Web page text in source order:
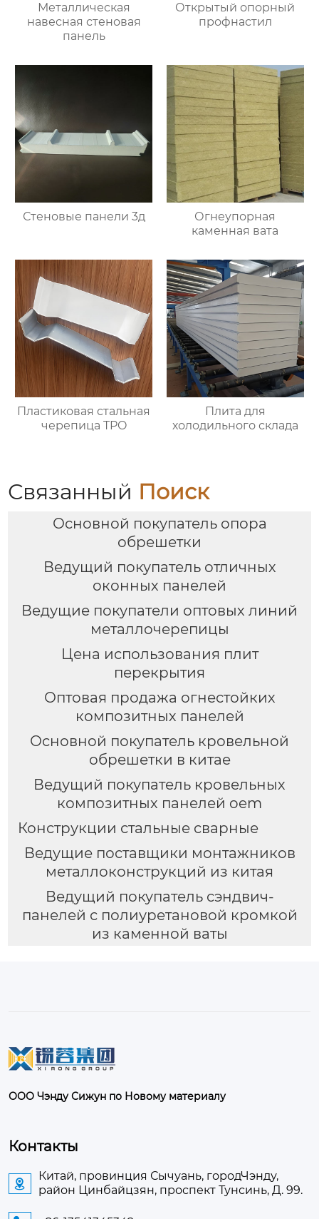
Металлическая
навесная стеновая
панель
Открытый опорный
профнастил
Стеновые панели 3д
Огнеупорная
каменная вата
Пластиковая стальная
черепица TPO
Плита для
холодильного склада
Связанный Поиск
Основной покупатель опора
обрешетки
Ведущий покупатель отличных
оконных панелей
Ведущие покупатели оптовых линий
металлочерепицы
Цена использования плит
перекрытия
Оптовая продажа огнестойких
композитных панелей
Основной покупатель кровельной
обрешетки в китае
Ведущий покупатель кровельных
композитных панелей oem
Конструкции стальные сварные
Ведущие поставщики монтажников
металлоконструкций из китая
Ведущий покупатель сэндвич-
панелей с полиуретановой кромкой
из каменной ваты
ООО Чэнду Сижун по Новому материалу
Контакты

Китай, провинция Сычуань, городЧэнду,
район Цинбайцзян, проспект Тунсинь, Д. 99.